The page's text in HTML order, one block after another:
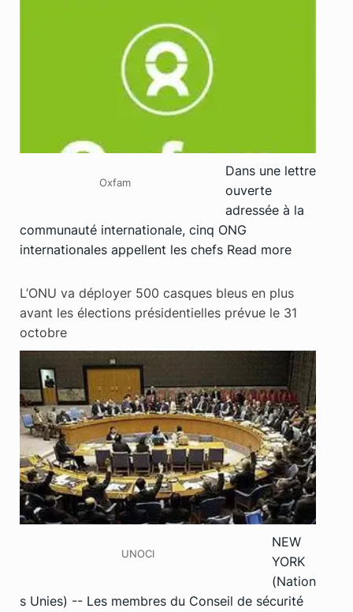
Oxfam
Dans une lettre
ouverte
adressée à la
communauté internationale, cinq ONG
internationales appellent les chefs Read more
L’ONU va déployer 500 casques bleus en plus
avant les élections présidentielles prévue le 31
octobre
UNOCI
NEW
YORK
(Nation
s Unies) -- Les membres du Conseil de sécurité